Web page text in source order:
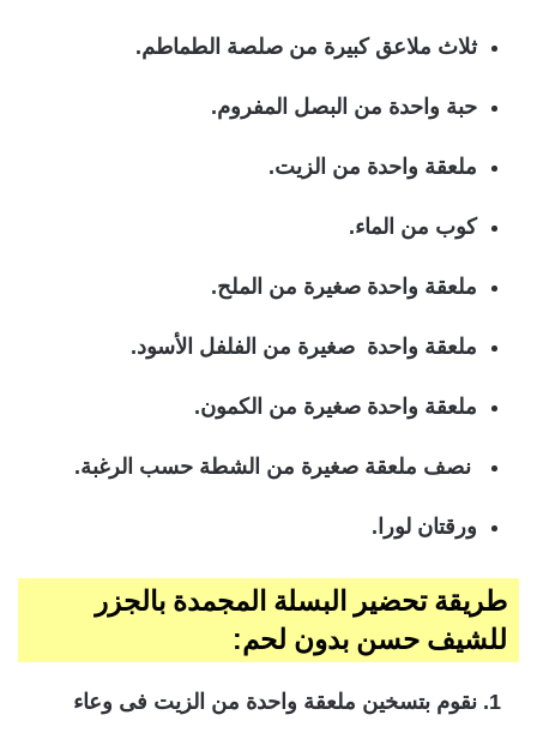
ثلاث ملاعق كبيرة من صلصة الطماطم.
حبة واحدة من البصل المفروم.
ملعقة واحدة من الزيت.
كوب من الماء.
ملعقة واحدة صغيرة من الملح.
ملعقة واحدة صغيرة من الفلفل الأسود.
ملعقة واحدة صغيرة من الكمون.
نصف ملعقة صغيرة من الشطة حسب الرغبة.
ورقتان لورا.
طريقة تحضير البسلة المجمدة بالجزر
للشيف حسن بدون لحم:
نقوم بتسخين ملعقة واحدة من الزيت فى وعاء